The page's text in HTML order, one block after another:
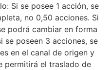
Si se posee 1 acción, se
no 0,50 acciones. Si
podrá cambiar en forma
se poseen 3 acciones, se
en el canal de origen y
permitirá el traslado de